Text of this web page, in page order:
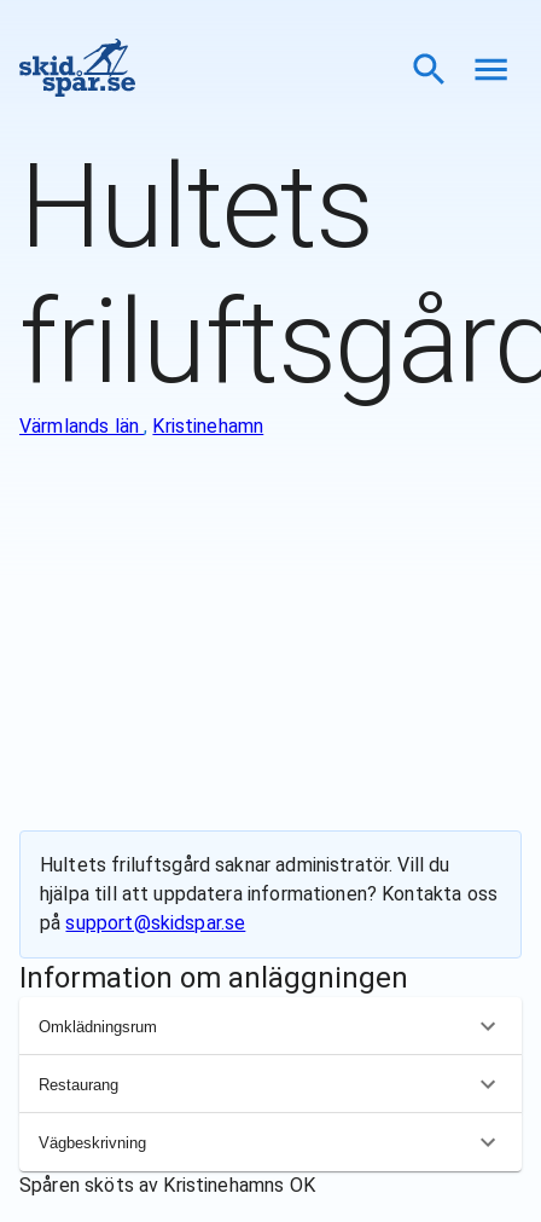
Hultets
Värmlands län, Kristinehamn
Hultets friluftsgård saknar administratör. Vill du
hjälpa till att uppdatera informationen? Kontakta oss
på support@skidspar.se
Information om anläggningen
Omklädningsrum
Restaurang
Vägbeskrivning
Spåren sköts av Kristinehamns OK